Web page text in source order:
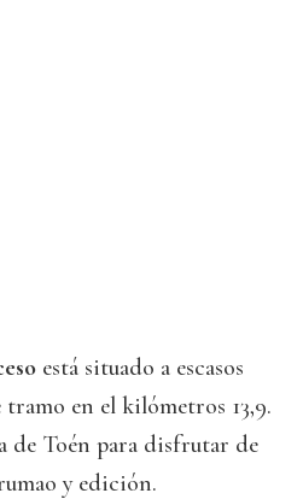
está situado a escasos
en el kilómetros 13,9.
de Toén para disfrutar de
y edición.